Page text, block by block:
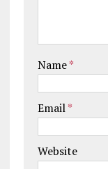
Name*
Email*
Website